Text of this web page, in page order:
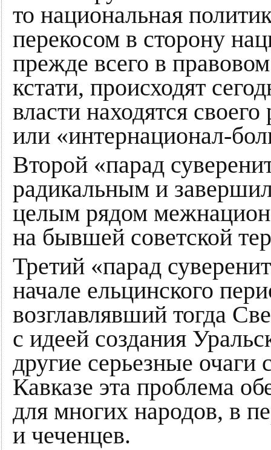
то национальная
перекосом в сторону
прежде всего в
кстати, происходят
власти находятся
или «интернационал-
Второй «парад
радикальным и
целым рядом
на бывшей советской
Третий «парад
начале ельцинского
возглавлявший тогда
с идеей создания
другие серьезные
Кавказе эта проблема
для многих народов, в
и чеченцев.